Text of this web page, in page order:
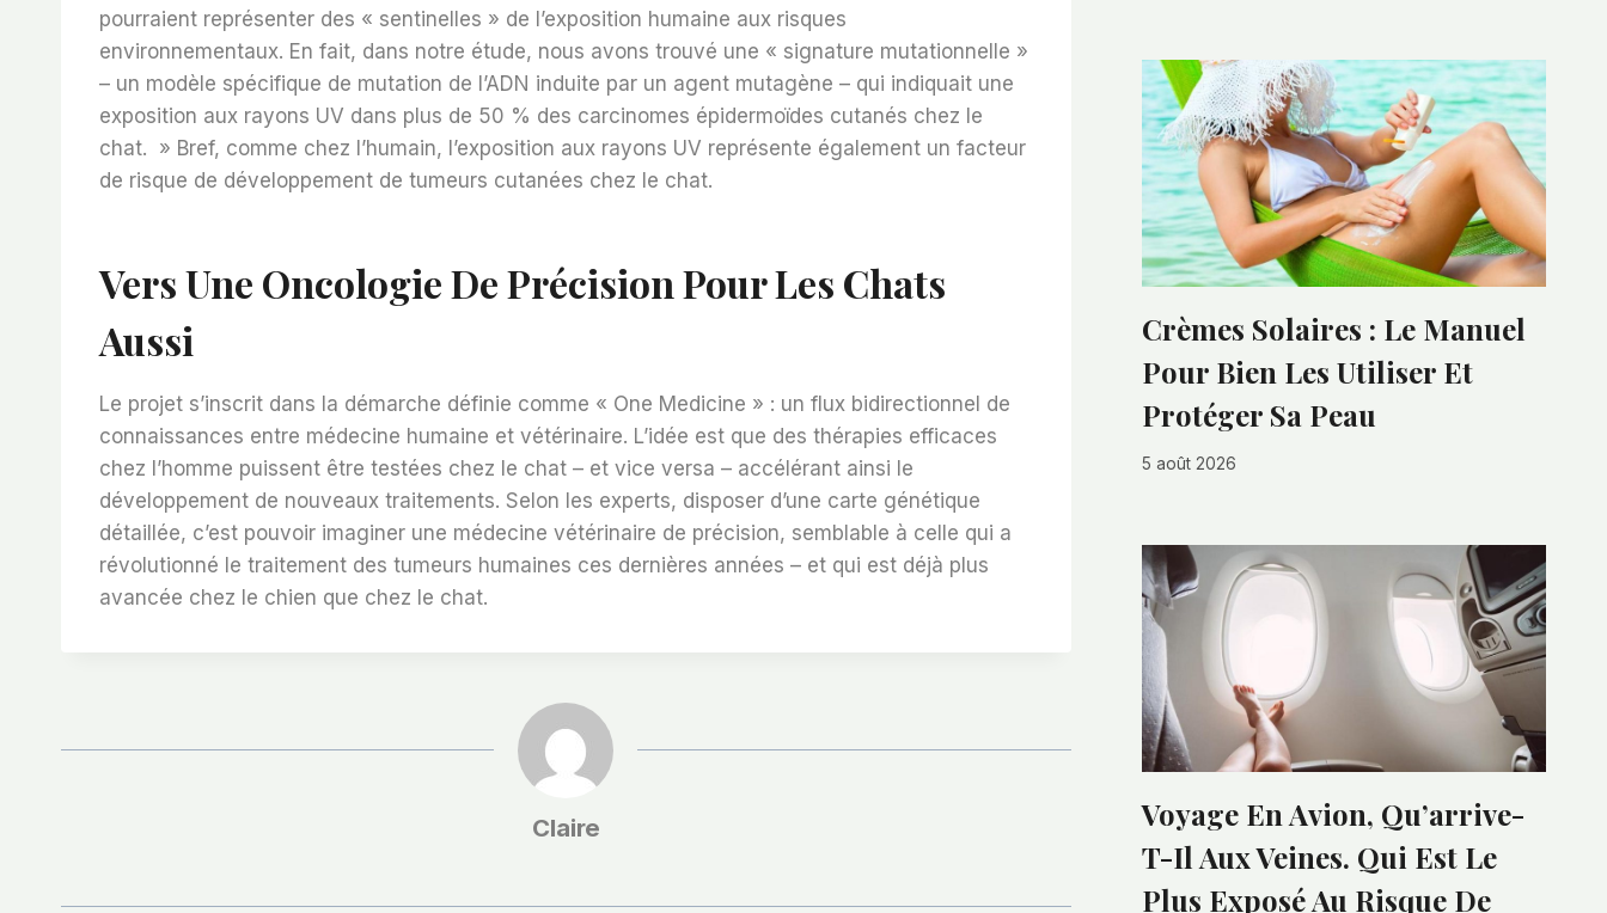
pourraient représenter des « sentinelles » de l’exposition humaine aux risques
environnementaux. En fait, dans notre étude, nous avons trouvé une « signature mutationnelle »
– un modèle spécifique de mutation de l’ADN induite par un agent mutagène – qui indiquait une
exposition aux rayons UV dans plus de 50 % des carcinomes épidermoïdes cutanés chez le
chat. » Bref, comme chez l’humain, l’exposition aux rayons UV représente également un facteur
de risque de développement de tumeurs cutanées chez le chat.
Vers Une Oncologie De Précision Pour Les Chats
Aussi
Le projet s’inscrit dans la démarche définie comme « One Medicine » : un flux bidirectionnel de
connaissances entre médecine humaine et vétérinaire. L’idée est que des thérapies efficaces
chez l’homme puissent être testées chez le chat – et vice versa – accélérant ainsi le
développement de nouveaux traitements. Selon les experts, disposer d’une carte génétique
détaillée, c’est pouvoir imaginer une médecine vétérinaire de précision, semblable à celle qui a
révolutionné le traitement des tumeurs humaines ces dernières années – et qui est déjà plus
avancée chez le chien que chez le chat.
Claire
Crèmes Solaires : Le Manuel
Pour Bien Les Utiliser Et
Protéger Sa Peau
5 août 2026
Voyage En Avion, Qu’arrive-
T-Il Aux Veines. Qui Est Le
Plus Exposé Au Risque De